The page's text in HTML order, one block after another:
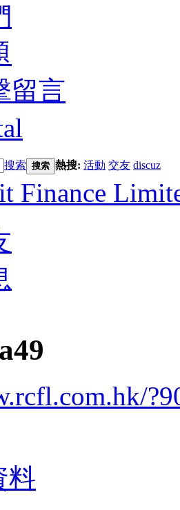
留言
搜索 搜索 熱搜: 活動 交友 discuz
Finance
料